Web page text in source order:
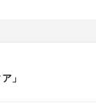
」